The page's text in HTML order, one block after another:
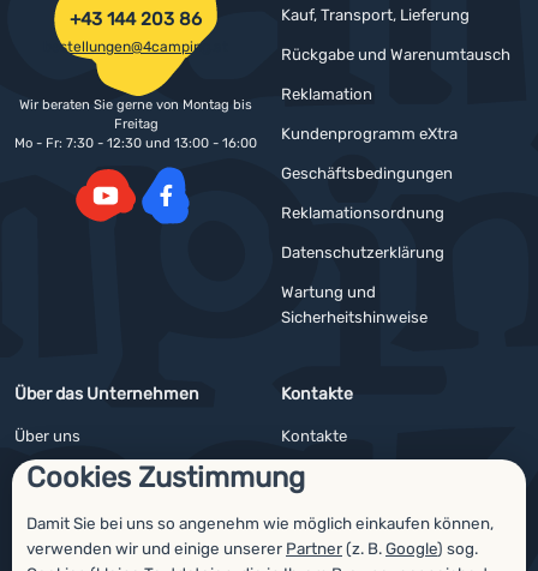
Cookies Zustimmung
Damit Sie bei uns so angenehm wie möglich einkaufen können,
verwenden wir und einige unserer Partner(z. B.Google) sog.
Kauf, Transport, Lieferung
Rückgabe und Warenumtausch
Reklamation
Kundenprogramm eXtra
Geschäftsbedingungen
Reklamationsordnung
Datenschutzerklärung
Wartung und
Sicherheitshinweise
Über das Unternehmen
Über uns
Impressum
4camping4nature
Unsere Tester
Kontakte
Kontakte
Angebote für Firmen und Vereine
Newsletter
+43 144 203 86
bestellungen@4camping.at
Wir beraten Sie gerne von Montag bis
Freitag
Mo - Fr: 7:30 - 12:30 und 13:00 - 16:00